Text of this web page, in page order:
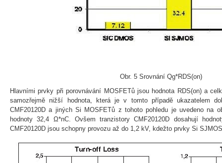
Obr. 5 Srovnání Qg*RDS(on)
Hlavními prvky při porovnávání MOSFETů jsou hodnota RDS(on) a
samozřejmě nižší hodnota, která je v tomto případě ukazatelem
CMF20120D a jiných Si MOSFETů z tohoto pohledu je uvedeno na
hodnoty 32,4 Ω*nC. Ovšem tranzistory CMF20120D dosahují
CMF20120D jsou schopny provozu až do 1,2 kV, kdežto prvky Si